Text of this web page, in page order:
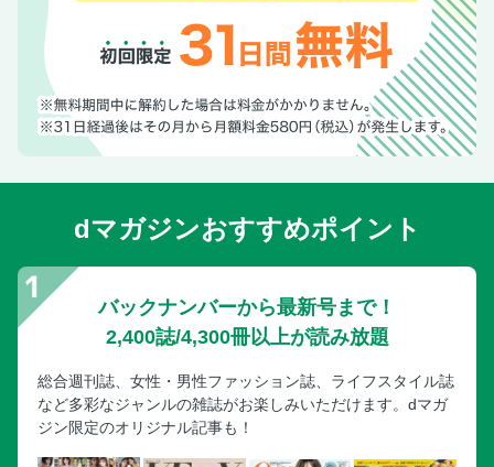
VOCE プレゼント
こすらなければ、美肌
齋藤薫の美容自身 Stage2
VOCE美容部
VOCE's BOOK
テク32
次号予告
dマガジンおすすめポイント
バックナンバーから最新号まで！
2,400誌/4,300冊以上が読み放題
総合週刊誌、女性・男性ファッション誌、ライフスタイル誌
など多彩なジャンルの雑誌がお楽しみいただけます。dマガ
ジン限定のオリジナル記事も！